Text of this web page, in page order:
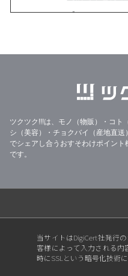
2026/04/13【おぢやこめ
2026/02/08大雪と【おぢ
33%OFF美味
キュー
2026/01/14【2026年特別セ
2025/12/31年末年始の営
【御歳暮受付中
2025/10/30 【20205稲刈り
ツクツク!!!は、モノ（物販）・コト
シ（美容）・チョクバイ（産地直送
でシェアし合うおすそわけポイン
です。
当サイトはDigiCert社発行
客様によって入力される
時にSSLという暗号化技術